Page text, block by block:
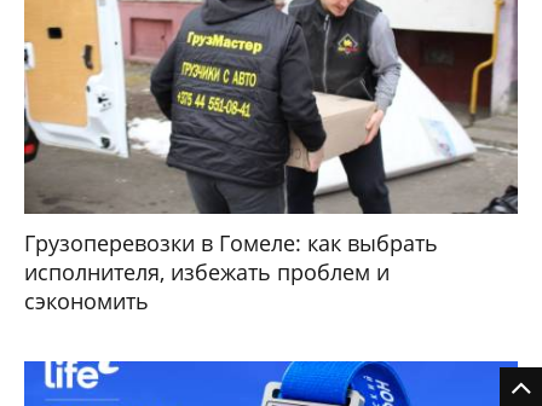
Грузоперевозки в Гомеле: как выбрать
исполнителя, избежать проблем и
сэкономить